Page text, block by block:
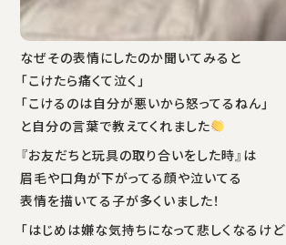
なぜその表情にしたのか聞いてみると
「こけたら痛くて泣く」
「こけるのは自分が悪いから怒ってるねん」
と自分の言葉で教えてくれました
『お友だちと玩具の取り合いをした時』は
眉毛や口角が下がってる顔や泣いてる
表情を描いてる子が多くいました！
「はじめは嫌な気持ちになって悲しくなるけど